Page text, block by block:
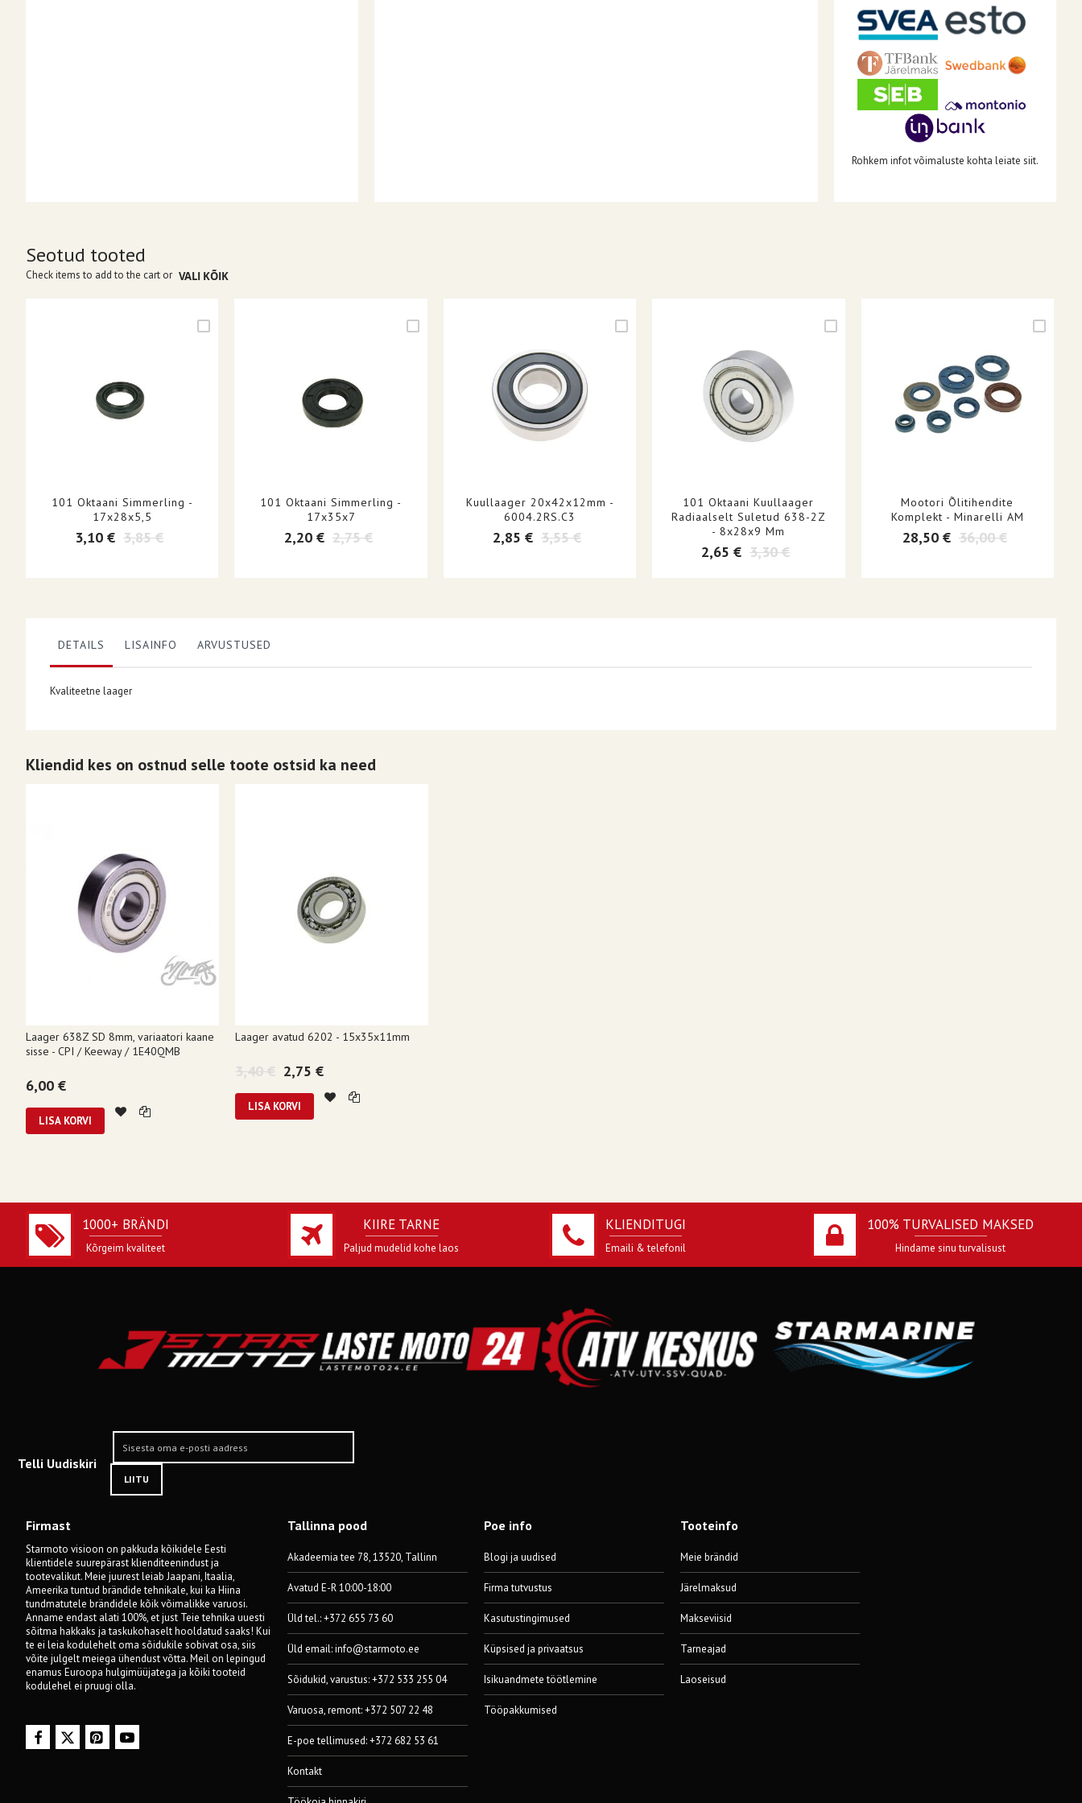
Rohkem infot võimaluste kohta leiate siit.
Seotud tooted
Check items to add to the cart or VALI KÕIK
101 Oktaani Simmerling -
17x28x5,5
3,10 € 3,85 €
101 Oktaani Simmerling -
17x35x7
2,20 € 2,75 €
Kuullaager 20x42x12mm -
6004.2RS.C3
2,85 € 3,55 €
101 Oktaani Kuullaager
Radiaalselt Suletud 638-2Z
- 8x28x9 Mm
2,65 € 3,30 €
Mootori Õlitihendite
Komplekt - Minarelli AM
28,50 € 36,00 €
DETAILS LISAINFO ARVUSTUSED
Kvaliteetne laager
Kliendid kes on ostnud selle toote ostsid ka need
Laager 638Z SD 8mm, variaatori kaane
sisse - CPI / Keeway / 1E40QMB
6,00 €
LISA KORVI
Laager avatud 6202 - 15x35x11mm
2,75 €
3,40 €
LISA KORVI
1000+ BRÄNDI
Kõrgeim kvaliteet
KIIRE TARNE
Paljud mudelid kohe laos
KLIENDITUGI
Emaili & telefonil
100% TURVALISED MAKSED
Hindame sinu turvalisust
Telli Uudiskiri
LIITU
Firmast
Starmoto visioon on pakkuda kõikidele Eesti
klientidele suurepärast klienditeenindust ja
tootevalikut. Meie juurest leiab Jaapani, Itaalia,
Ameerika tuntud brändide tehnikale, kui ka Hiina
tundmatutele brändidele kõik võimalikke varuosi.
Anname endast alati 100%, et just Teie tehnika uuesti
sõitma hakkaks ja taskukohaselt hooldatud saaks! Kui
te ei leia kodulehelt oma sõidukile sobivat osa, siis
võite julgelt meiega ühendust võtta. Meil on lepingud
enamus Euroopa hulgimüüjatega ja kõiki tooteid
kodulehel ei pruugi olla.
Tallinna pood
Akadeemia tee 78, 13520, Tallinn
Avatud E-R 10:00-18:00
Üld tel.: +372 655 73 60
Üld email:info@starmoto.ee
Sõidukid, varustus: +372 533 255 04
Varuosa, remont: +372 507 22 48
E-poe tellimused: +372 682 53 61
Kontakt
Poe info
Blogi ja uudised
Firma tutvustus
Kasutustingimused
Küpsised ja privaatsus
Isikuandmete töötlemine
Tööpakkumised
Tooteinfo
Meie brändid
Järelmaksud
Makseviisid
Tarneajad
Laoseisud